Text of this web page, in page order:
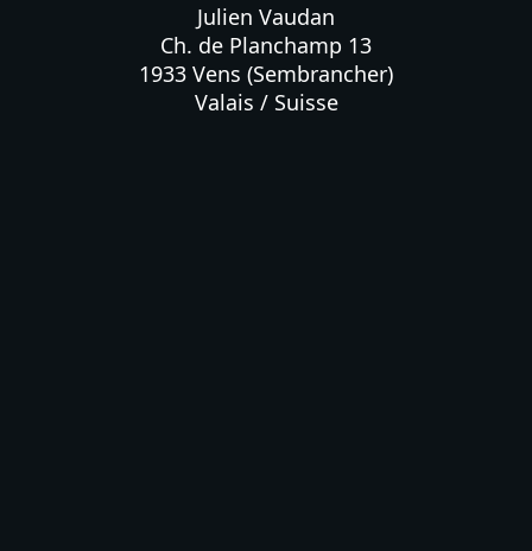
Julien Vaudan
Ch. de Planchamp 13
1933 Vens (Sembrancher)
Valais / Suisse